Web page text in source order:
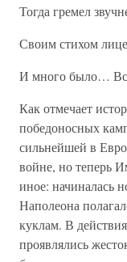
Тогда гремел
Своим стихом
И много было…
Как отмечает
победоносных
сильнейшей в
войне, но теперь
иное: начиналась
Наполеона
куклам. В
проявлялись